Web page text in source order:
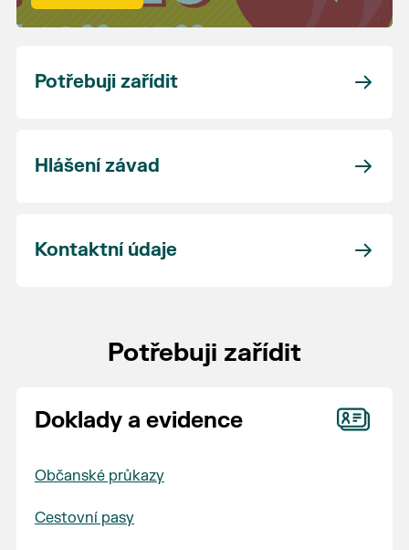
Potřebuji zařídit
Hlášení závad
Kontaktní údaje
Potřebuji zařídit
Doklady a evidence
Občanské průkazy
Cestovní pasy